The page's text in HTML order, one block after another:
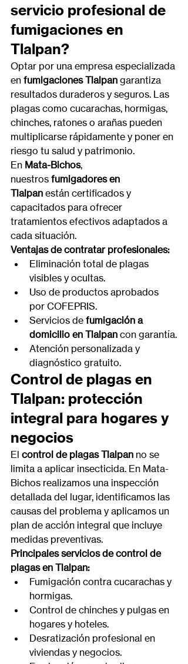
servicio profesional de
fumigaciones en
Tlalpan?
Optar por una empresa especializada
en fumigaciones Tlalpan garantiza
resultados duraderos y seguros. Las
plagas como cucarachas, hormigas,
chinches, ratones o arañas pueden
multiplicarse rápidamente y poner en
riesgo tu salud y patrimonio.
En Mata-Bichos,
nuestros fumigadores en
Tlalpan están certificados y
capacitados para ofrecer
tratamientos efectivos adaptados a
cada situación.
Ventajas de contratar profesionales:
Eliminación total de plagas
visibles y ocultas.
Uso de productos aprobados
por COFEPRIS.
Servicios de fumigación a
domicilio en Tlalpan con garantía.
Atención personalizada y
diagnóstico gratuito.
Control de plagas en
Tlalpan: protección
integral para hogares y
negocios
El control de plagas Tlalpan no se
limita a aplicar insecticida. En Mata-
Bichos realizamos una inspección
detallada del lugar, identificamos las
causas del problema y aplicamos un
plan de acción integral que incluye
medidas preventivas.
Principales servicios de control de
plagas en Tlalpan:
Fumigación contra cucarachas y
hormigas.
Control de chinches y pulgas en
hogares y hoteles.
Desratización profesional en
viviendas y negocios.